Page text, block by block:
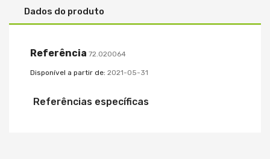
Dados do produto
Referência 72.020064
Disponível a partir de: 2021-05-31
Referências específicas